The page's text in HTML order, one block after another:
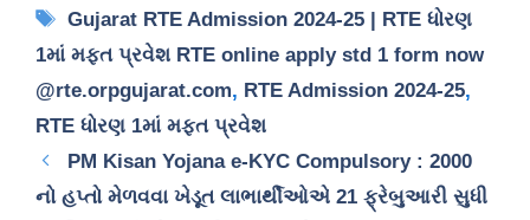
Tags
Gujarat RTE Admission 2024-25 | RTE ધોરણ
1માં મફત પ્રવેશ RTE online apply std 1 form now
@rte.orpgujarat.com, RTE Admission 2024-25,
RTE ધોરણ 1માં મફત પ્રવેશ
PM Kisan Yojana e-KYC Compulsory : 2000
નો હપ્તો મેળવવા ખેડૂત લાભાર્થીઓએ 21 ફ્રેબુઆરી સુધી